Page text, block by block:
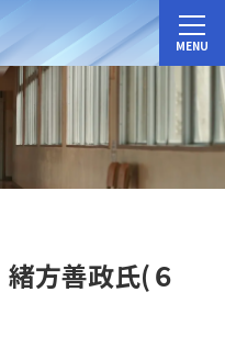
MENU
方善政氏(６